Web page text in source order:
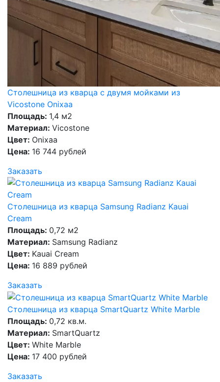
Столешница из кварца с двумя мойками из
Vicostone Onixaa
Площадь: 1,4 м2
Материал: Vicostone
Цвет: Onixaa
Цена: 16 744 рублей
Заказать
Столешница из кварца Samsung Radianz Kauai
Cream
Площадь: 0,72 м2
Материал: Samsung Radianz
Цвет: Kauai Cream
Цена: 16 889 рублей
Заказать
Столешница из кварца SmartQuartz White Marble
Площадь: 0,72 кв.м.
Материал: SmartQuartz
Цвет: White Marble
Цена: 17 400 рублей
Заказать